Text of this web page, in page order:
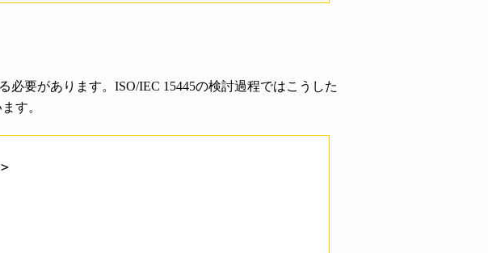
要があります。ISO/IEC 15445の検討過程ではこうした
す。